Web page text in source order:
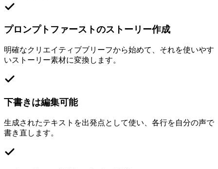
プロンプトファーストのストーリー作成
明確なクリエイティブブリーフから始めて、それを使いやす
いストーリー素材に変換します。
下書きは編集可能
生成されたテキストを出発点として使い、各行を自分の声で
書き直します。